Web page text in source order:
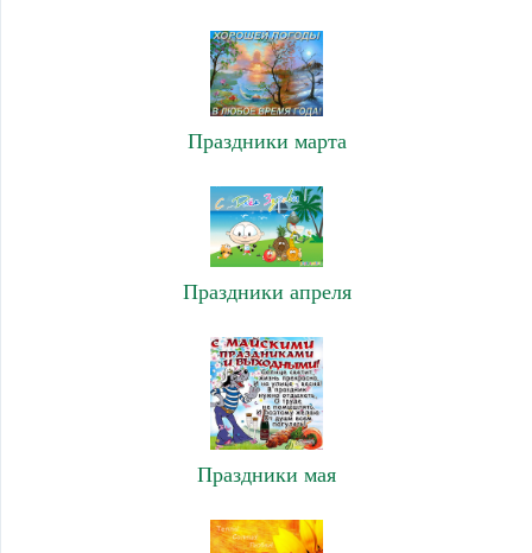
Праздники марта
Праздники апреля
Праздники мая